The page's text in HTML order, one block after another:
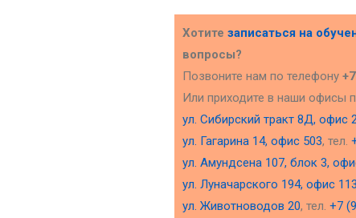
Хотите записаться на
вопросы?
Позвоните нам по телефону
Или приходите в наши офисы
ул. Сибирский тракт 8Д, офис
ул. Гагарина 14, офис 503, тел.
ул. Амундсена 107, блок 3,
ул. Луначарского 194, офис 113
ул. Животноводов 20, тел. +7